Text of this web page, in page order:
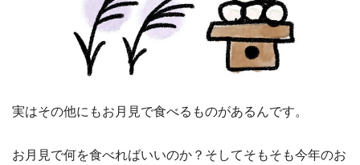
実はその他にもお月見で食べるものがあるんです。
お月見で何を食べればいいのか？そしてそもそも今年のお